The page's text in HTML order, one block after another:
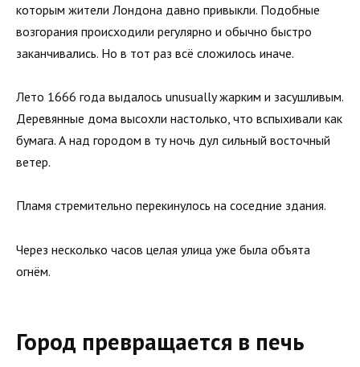
которым жители Лондона давно привыкли. Подобные
возгорания происходили регулярно и обычно быстро
заканчивались. Но в тот раз всё сложилось иначе.
Лето 1666 года выдалось unusually жарким и засушливым.
Деревянные дома высохли настолько, что вспыхивали как
бумага. А над городом в ту ночь дул сильный восточный
ветер.
Пламя стремительно перекинулось на соседние здания.
Через несколько часов целая улица уже была объята
огнём.
Город превращается в печь